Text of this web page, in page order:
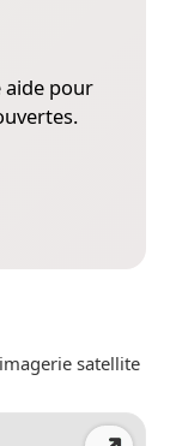
aide pour
satellite